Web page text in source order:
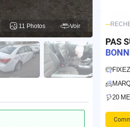
11 Photos Voir
PAS
20